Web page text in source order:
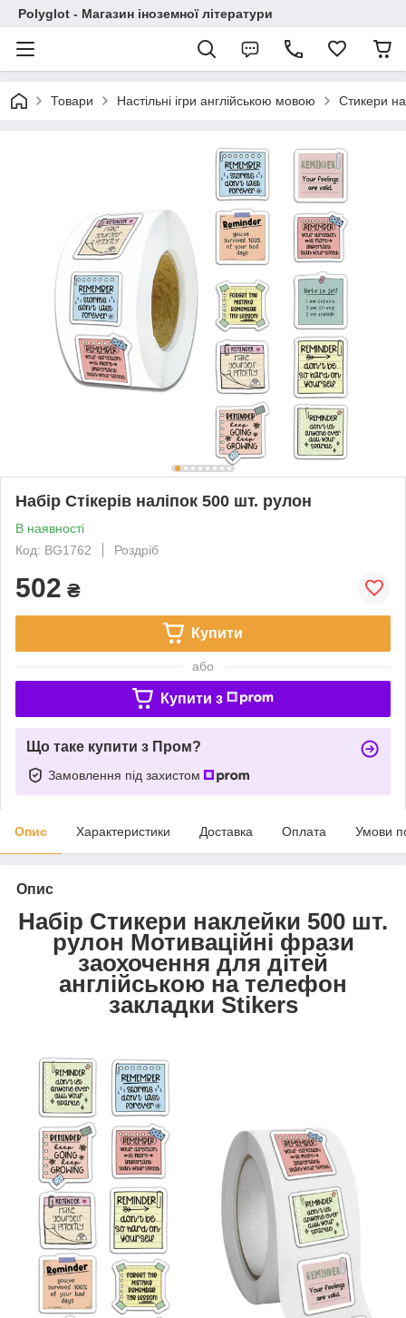
Polyglot - Магазин іноземної літератури
Товари Настільні ігри англійською мовою Стикери
Набір Стікерів наліпок 500 шт. рулон
В наявності
Код: BG1762
Роздріб
502 ₴
Купити
або
Купити з
Що таке купити з Пром?
Замовлення під захистом
Опис Характеристики Доставка Оплата Умови
Опис
Набір Стикери наклейки 500 шт.
рулон Мотиваційні фрази
заохочення для дітей
англійською на телефон
закладки Stikers